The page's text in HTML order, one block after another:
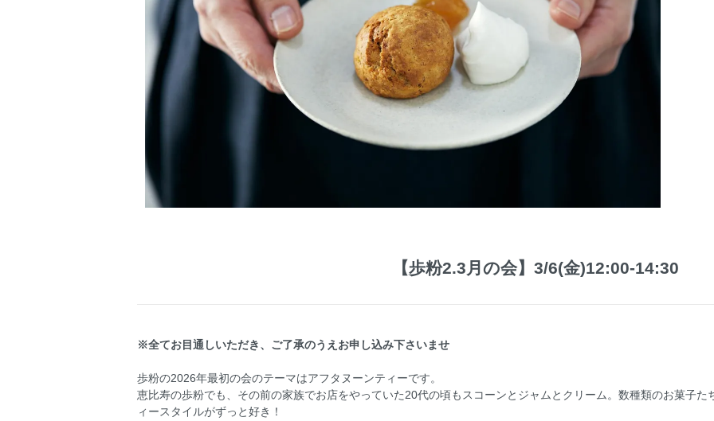
【歩粉2.3月の会】3/6(金)12:00-14:30
※全てお目通しいただき、ご了承のうえお申し込み下さいませ
歩粉の2026年最初の会のテーマはアフタヌーンティーです。
恵比寿の歩粉でも、その前の家族でお店をやっていた20代の頃もスコーンとジャムとクリーム。数種類のお菓子
ィースタイルがずっと好き！